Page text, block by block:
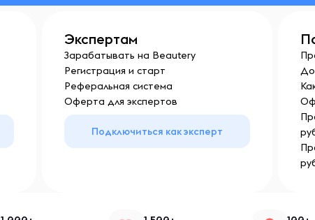
Экспертам
Зарабатывать на Beautery
Регистрация и старт
Реферальная система
Оферта для экспертов
Подключиться как эксперт